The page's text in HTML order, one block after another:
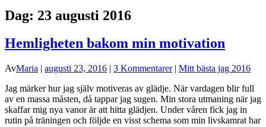
Dag: 23 augusti 2016
Hemligheten bakom min motivation
AvMaria | augusti 23, 2016 | 3 Kommentarer| Mitt bästa jag 2016
Jag märker hur jag själv motiveras av glädje. När vardagen blir full
av en massa måsten, då tappar jag sugen. Min stora utmaning när jag
skaffar mig nya vanor är att hitta glädjen. Under våren fick jag in
rutin på träningen och följde en visst schema som min livskamrat har